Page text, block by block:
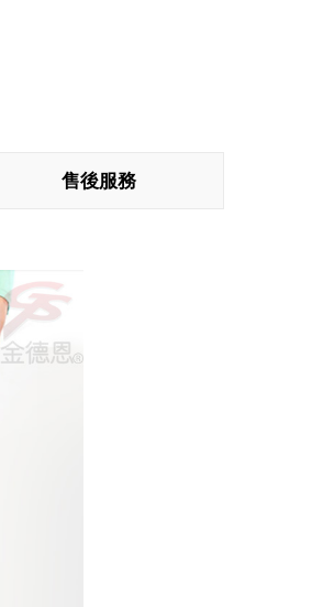
售後服務